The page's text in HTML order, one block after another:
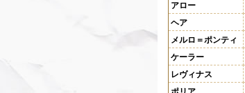
アロー
ヘア
メルロ＝ポンティ
ケーラー
レヴィナス